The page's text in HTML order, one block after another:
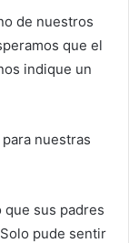
de nuestros
que el
indique un
nuestras
que sus padres
pude sentir